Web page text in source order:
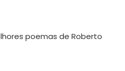
poemas de Roberto